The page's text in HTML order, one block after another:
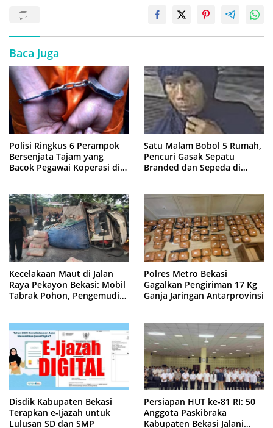
Baca Juga
Polisi Ringkus 6 Perampok
Bersenjata Tajam yang
Bacok Pegawai Koperasi di
Satu Malam Bobol 5 Rumah,
Pencuri Gasak Sepatu
Branded dan Sepeda di
Kecelakaan Maut di Jalan
Raya Pekayon Bekasi: Mobil
Tabrak Pohon, Pengemudi
Polres Metro Bekasi
Gagalkan Pengiriman 17 Kg
Ganja Jaringan Antarprovinsi
Disdik Kabupaten Bekasi
Terapkan e-Ijazah untuk
Lulusan SD dan SMP
Persiapan HUT ke-81 RI: 50
Anggota Paskibraka
Kabupaten Bekasi Jalani